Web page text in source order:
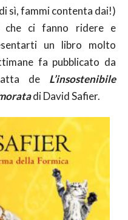
sì, fammi contenta dai!)
ci fanno ridere e
un libro molto
fa pubblicato da
de L’insostenibile
di David Safier.